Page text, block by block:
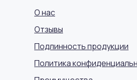
О нас
Отзывы
Подлинность продукции
Политика